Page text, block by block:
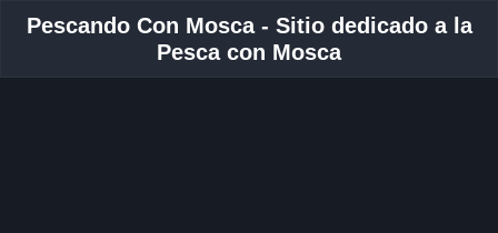
Pescando Con Mosca - Sitio dedicado a la
Pesca con Mosca